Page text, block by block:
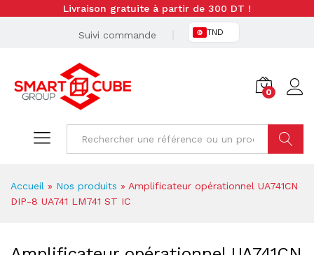
Livraison gratuite à partir de 300 DT !
Suivi commande TND
0
Accueil » Nos produits » Amplificateur opérationnel UA741CN
DIP-8 UA741 LM741 ST IC